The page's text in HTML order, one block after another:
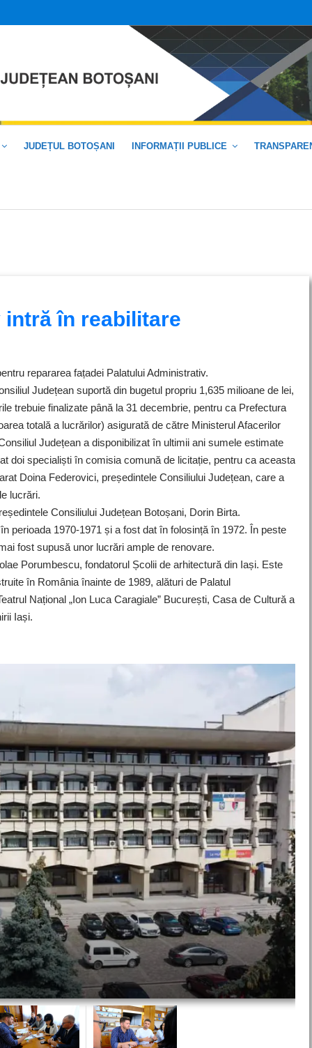
JUDEȚUL BOTOȘANI INFORMAȚII PUBLICE
în reabilitare
repararea fațadei Palatului Administrativ.
Județean suportă din bugetul propriu 1,635 milioane de lei,
trebuie finalizate până la 31 decembrie, pentru ca Prefectura
totală a lucrărilor) asigurată de către Ministerul Afacerilor
Județean a disponibilizat în ultimii ani sumele estimate
doi specialiști în comisia comună de licitație, pentru ca aceasta
Doina Federovici, președintele Consiliului Județean, care a
lucrări.
Consiliului Județean Botoșani, Dorin Birta.
perioada 1970-1971 și a fost dat în folosință în 1972. În peste
fost supusă unor lucrări ample de renovare.
Porumbescu, fondatorul Școlii de arhitectură din Iași. Este
în România înainte de 1989, alături de Palatul
Național „Ion Luca Caragiale” București, Casa de Cultură a
Iași.